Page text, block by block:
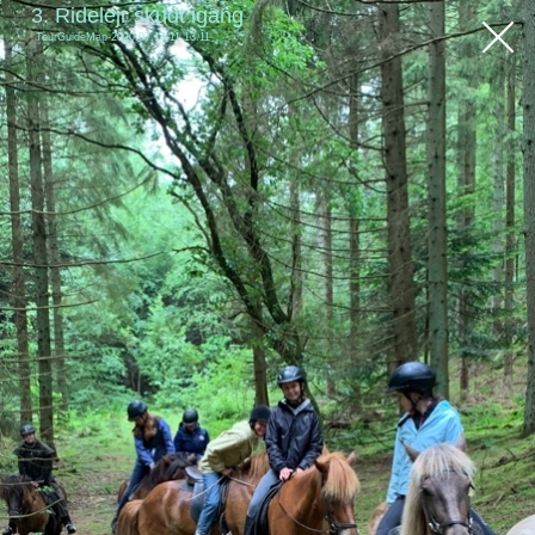
3. Ridelejr skudt igang
TourGuideMap-2020.07.14-11.13.11